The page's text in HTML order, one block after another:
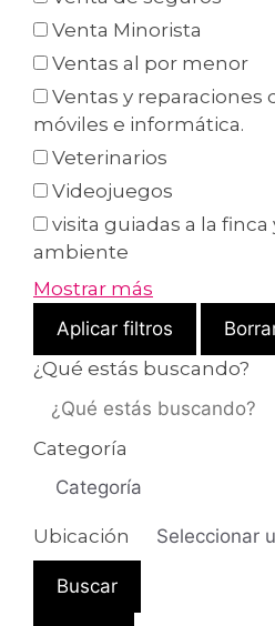
Venta Minorista
Ventas al por menor
Ventas y reparaciones
móviles e informática.
Veterinarios
Videojuegos
visita guiadas a la
ambiente
Mostrar más
Aplicar filtros
¿Qué estás buscando?
Categoría
Ubicación
Buscar